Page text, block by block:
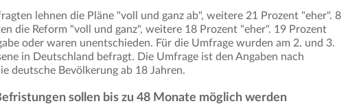
lehnen die Pläne "voll und ganz ab", weitere 21 Prozent "eher". 8
die Reform "voll und ganz", weitere 18 Prozent "eher". 19 Prozent
oder waren unentschieden. Für die Umfrage wurden am 2. und 3.
in Deutschland befragt. Die Umfrage ist den Angaben nach
deutsche Bevölkerung ab 18 Jahren.
sollen bis zu 48 Monate möglich werden